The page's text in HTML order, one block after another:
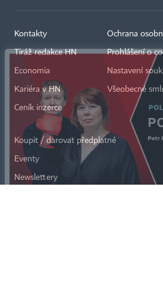
Kontakty
Tiráž redakce HN
Economia
Kariéra v HN
Ceník inzerce
Ochrana
Prohlášení o
Nastavení
Všeobecné
Koupit / darovat předplatné
Eventy
Newslettery